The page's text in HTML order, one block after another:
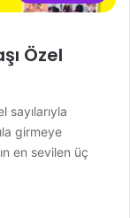
Özel
girmeye
en sevilen üç